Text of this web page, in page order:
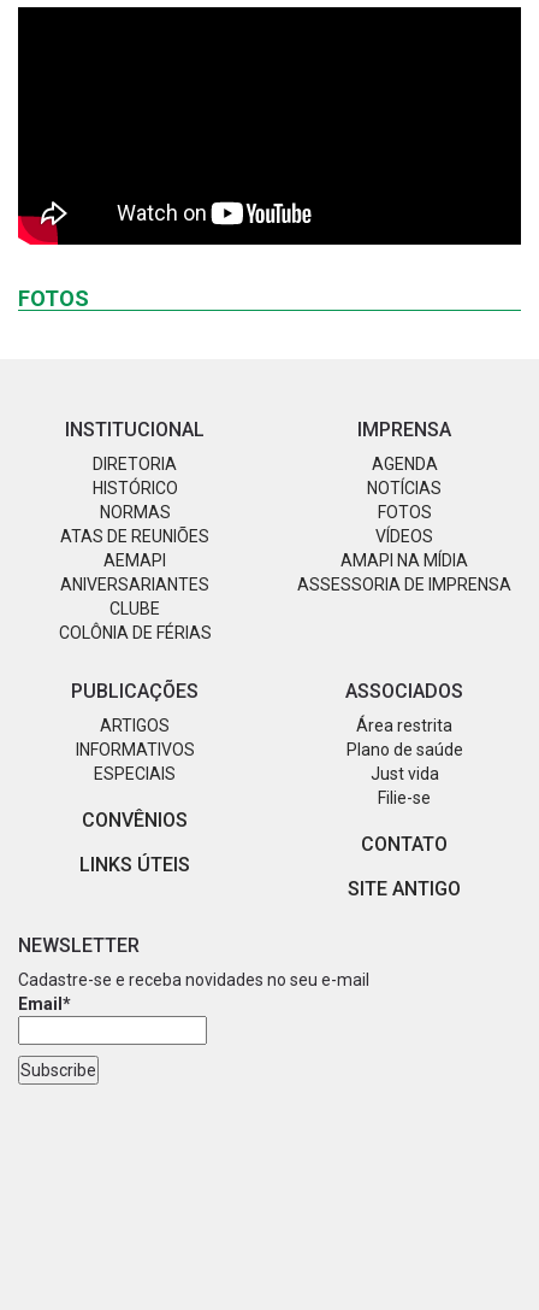
FOTOS
INSTITUCIONAL
DIRETORIA
HISTÓRICO
NORMAS
ATAS DE REUNIÕES
AEMAPI
ANIVERSARIANTES
CLUBE
COLÔNIA DE FÉRIAS
IMPRENSA
AGENDA
NOTÍCIAS
FOTOS
VÍDEOS
AMAPI NA MÍDIA
ASSESSORIA DE IMPRENSA
PUBLICAÇÕES
ARTIGOS
INFORMATIVOS
ESPECIAIS
CONVÊNIOS
LINKS ÚTEIS
ASSOCIADOS
Área restrita
Plano de saúde
Just vida
Filie-se
CONTATO
SITE ANTIGO
NEWSLETTER
Cadastre-se e receba novidades no seu e-mail
Email*